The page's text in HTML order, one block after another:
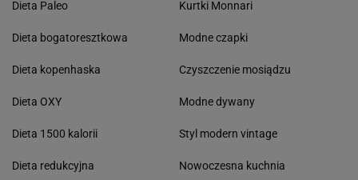
Dieta Paleo
Dieta bogatoresztkowa
Dieta kopenhaska
Dieta OXY
Dieta 1500 kalorii
Dieta redukcyjna
Kurtki Monnari
Modne czapki
Czyszczenie mosiądzu
Modne dywany
Styl modern vintage
Nowoczesna kuchnia